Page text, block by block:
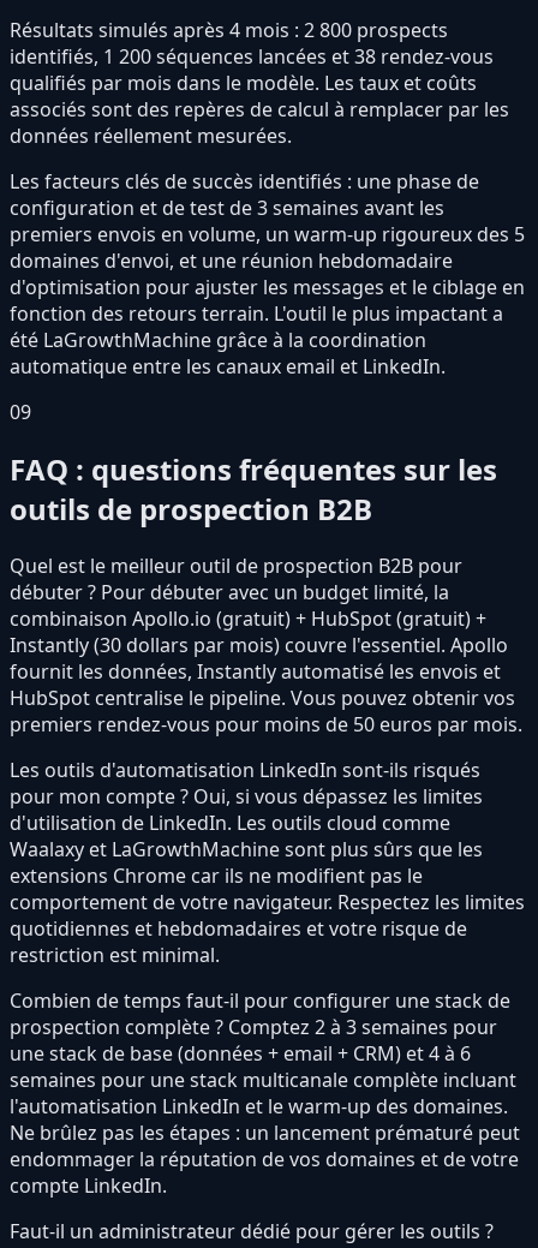
Résultats simulés après 4 mois : 2 800 prospects
identifiés, 1 200 séquences lancées et 38 rendez-vous
qualifiés par mois dans le modèle. Les taux et coûts
associés sont des repères de calcul à remplacer par les
données réellement mesurées.
Les facteurs clés de succès identifiés : une phase de
configuration et de test de 3 semaines avant les
premiers envois en volume, un warm-up rigoureux des 5
domaines d'envoi, et une réunion hebdomadaire
d'optimisation pour ajuster les messages et le ciblage en
fonction des retours terrain. L'outil le plus impactant a
été LaGrowthMachine grâce à la coordination
automatique entre les canaux email et LinkedIn.
09
FAQ : questions fréquentes sur les
outils de prospection B2B
Quel est le meilleur outil de prospection B2B pour
débuter ? Pour débuter avec un budget limité, la
combinaison Apollo.io (gratuit) + HubSpot (gratuit) +
Instantly (30 dollars par mois) couvre l'essentiel. Apollo
fournit les données, Instantly automatisé les envois et
HubSpot centralise le pipeline. Vous pouvez obtenir vos
premiers rendez-vous pour moins de 50 euros par mois.
Les outils d'automatisation LinkedIn sont-ils risqués
pour mon compte ? Oui, si vous dépassez les limites
d'utilisation de LinkedIn. Les outils cloud comme
Waalaxy et LaGrowthMachine sont plus sûrs que les
extensions Chrome car ils ne modifient pas le
comportement de votre navigateur. Respectez les limites
quotidiennes et hebdomadaires et votre risque de
restriction est minimal.
Combien de temps faut-il pour configurer une stack de
prospection complète ? Comptez 2 à 3 semaines pour
une stack de base (données + email + CRM) et 4 à 6
semaines pour une stack multicanale complète incluant
l'automatisation LinkedIn et le warm-up des domaines.
Ne brûlez pas les étapes : un lancement prématuré peut
endommager la réputation de vos domaines et de votre
compte LinkedIn.
Faut-il un administrateur dédié pour gérer les outils ?